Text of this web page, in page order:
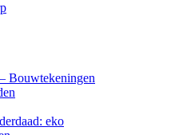
Bouwtekeningen
eko